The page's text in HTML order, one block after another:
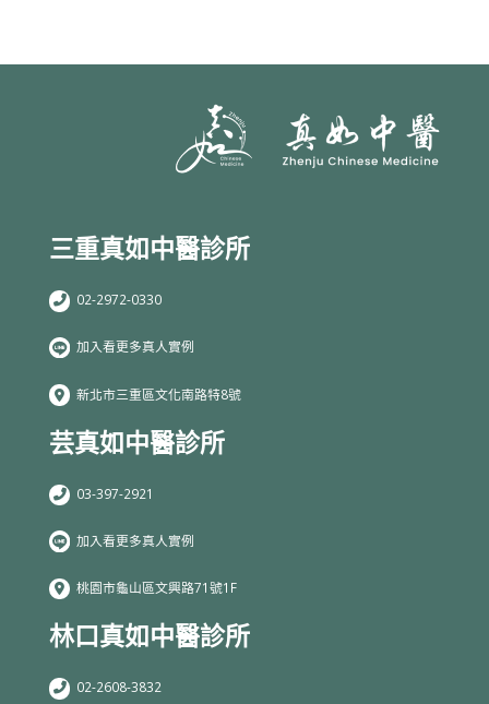
三重真如中醫診所
02-2972-0330
加入看更多真人實例
新北市三重區文化南路特8號
芸真如中醫診所
03-397-2921
加入看更多真人實例
桃園市龜山區文興路71號1F
林口真如中醫診所
02-2608-3832